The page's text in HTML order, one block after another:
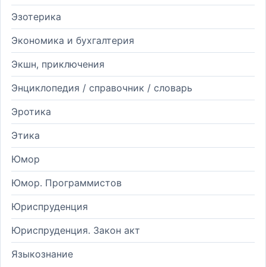
Эзотерика
Экономика и бухгалтерия
Экшн, приключения
Энциклопедия / справочник / словарь
Эротика
Этика
Юмор
Юмор. Программистов
Юриспруденция
Юриспруденция. Закон акт
Языкознание